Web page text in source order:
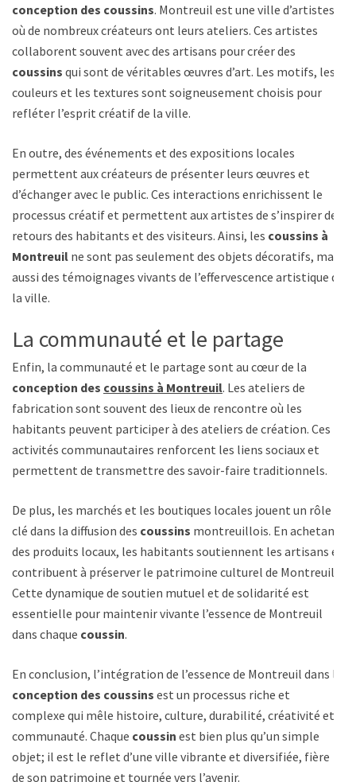
conception des coussins. Montreuil est une ville d’artistes,
où de nombreux créateurs ont leurs ateliers. Ces artistes
collaborent souvent avec des artisans pour créer des
coussins qui sont de véritables œuvres d’art. Les motifs, les
couleurs et les textures sont soigneusement choisis pour
refléter l’esprit créatif de la ville.
En outre, des événements et des expositions locales
permettent aux créateurs de présenter leurs œuvres et
d’échanger avec le public. Ces interactions enrichissent le
processus créatif et permettent aux artistes de s’inspirer des
retours des habitants et des visiteurs. Ainsi, les coussins à
Montreuil ne sont pas seulement des objets décoratifs, mais
aussi des témoignages vivants de l’effervescence artistique de
la ville.
La communauté et le partage
Enfin, la communauté et le partage sont au cœur de la
conception des coussins à Montreuil. Les ateliers de
fabrication sont souvent des lieux de rencontre où les
habitants peuvent participer à des ateliers de création. Ces
activités communautaires renforcent les liens sociaux et
permettent de transmettre des savoir-faire traditionnels.
De plus, les marchés et les boutiques locales jouent un rôle
clé dans la diffusion des coussins montreuillois. En achetant
des produits locaux, les habitants soutiennent les artisans et
contribuent à préserver le patrimoine culturel de Montreuil.
Cette dynamique de soutien mutuel et de solidarité est
essentielle pour maintenir vivante l’essence de Montreuil
dans chaque coussin.
En conclusion, l’intégration de l’essence de Montreuil dans la
conception des coussins est un processus riche et
complexe qui mêle histoire, culture, durabilité, créativité et
communauté. Chaque coussin est bien plus qu’un simple
objet; il est le reflet d’une ville vibrante et diversifiée, fière
de son patrimoine et tournée vers l’avenir.